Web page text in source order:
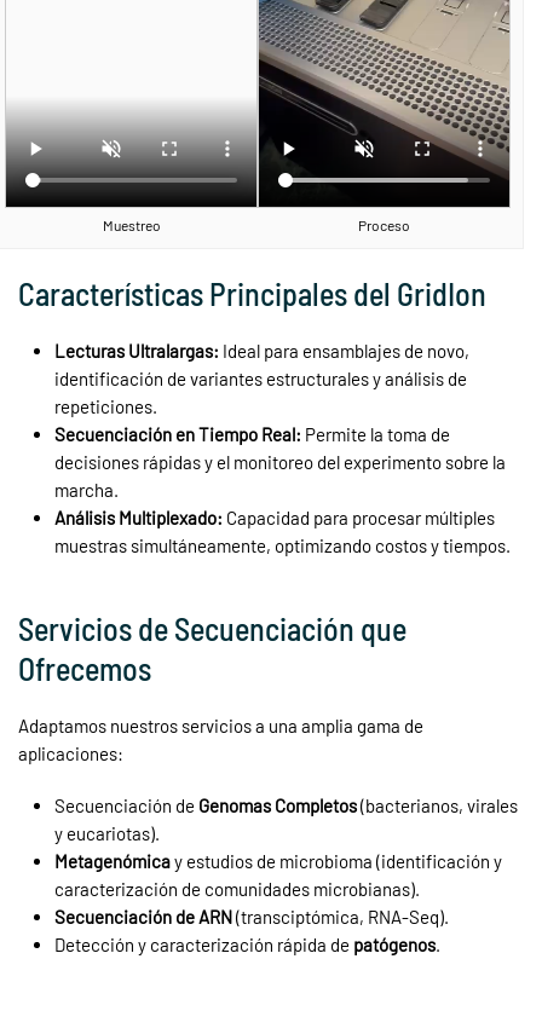
Muestreo Proceso
Características Principales del GridIon
Lecturas Ultralargas: Ideal para ensamblajes de novo,
identificación de variantes estructurales y análisis de
repeticiones.
Secuenciación en Tiempo Real: Permite la toma de
decisiones rápidas y el monitoreo del experimento sobre la
marcha.
Análisis Multiplexado: Capacidad para procesar múltiples
muestras simultáneamente, optimizando costos y tiempos.
Servicios de Secuenciación que
Ofrecemos
Adaptamos nuestros servicios a una amplia gama de
aplicaciones:
Secuenciación de Genomas Completos(bacterianos, virales
y eucariotas).
Metagenómicay estudios de microbioma (identificación y
caracterización de comunidades microbianas).
Secuenciación de ARN(transciptómica, RNA-Seq).
Detección y caracterización rápida de patógenos.